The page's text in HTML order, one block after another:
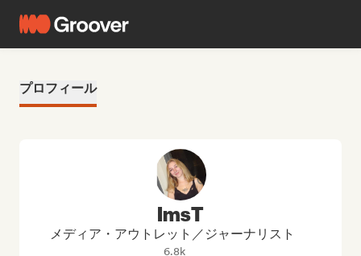
プロフィール
ImsT
メディア・アウトレット／ジャーナリスト
6.8k